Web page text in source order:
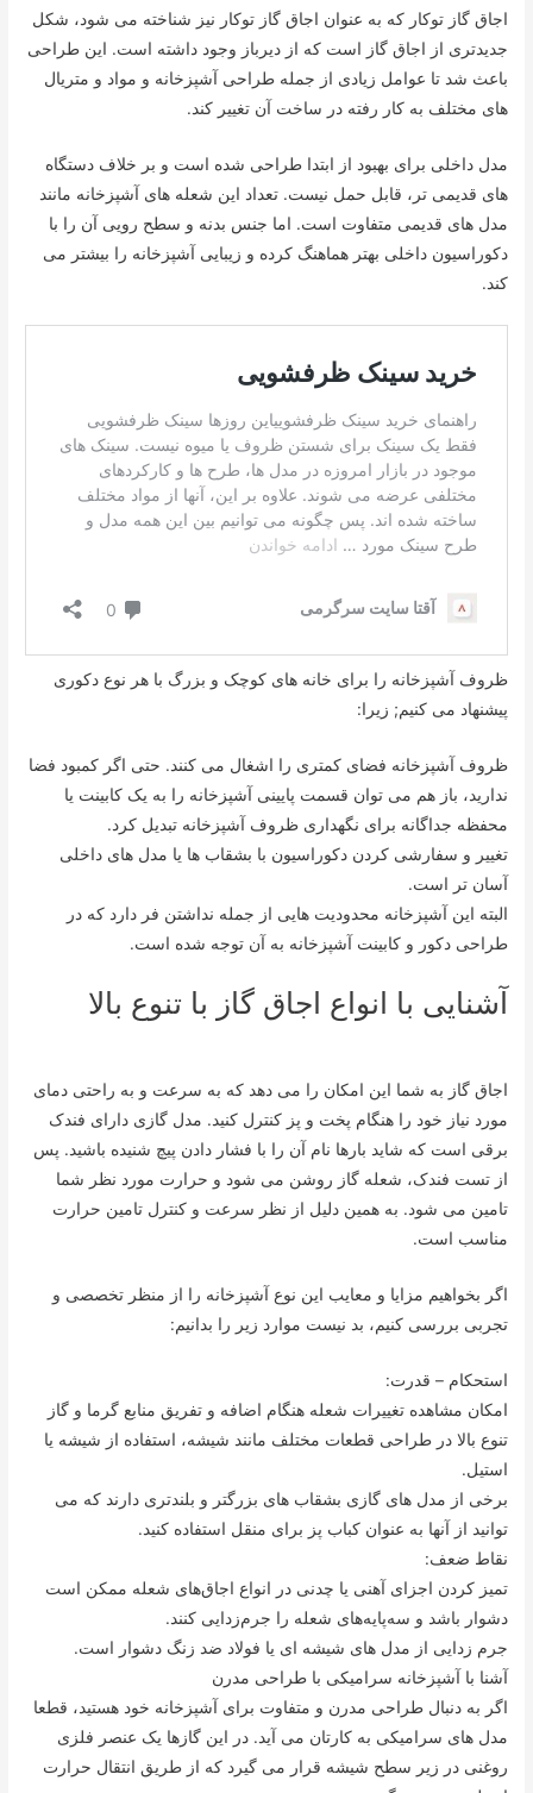
اجاق گاز توکار که به عنوان اجاق گاز توکار نیز شناخته می شود، شکل
جدیدتری از اجاق گاز است که از دیرباز وجود داشته است. این طراحی
باعث شد تا عوامل زیادی از جمله طراحی آشپزخانه و مواد و متریال
های مختلف به کار رفته در ساخت آن تغییر کند.
مدل داخلی برای بهبود از ابتدا طراحی شده است و بر خلاف دستگاه
های قدیمی تر، قابل حمل نیست. تعداد این شعله های آشپزخانه مانند
مدل های قدیمی متفاوت است. اما جنس بدنه و سطح رویی آن را با
دکوراسیون داخلی بهتر هماهنگ کرده و زیبایی آشپزخانه را بیشتر می
کند.
ظروف آشپزخانه را برای خانه های کوچک و بزرگ با هر نوع دکوری
پیشنهاد می کنیم; زیرا:
ظروف آشپزخانه فضای کمتری را اشغال می کنند. حتی اگر کمبود فضا
ندارید، باز هم می توان قسمت پایینی آشپزخانه را به یک کابینت یا
محفظه جداگانه برای نگهداری ظروف آشپزخانه تبدیل کرد.
تغییر و سفارشی کردن دکوراسیون با بشقاب ها یا مدل های داخلی
آسان تر است.
البته این آشپزخانه محدودیت هایی از جمله نداشتن فر دارد که در
طراحی دکور و کابینت آشپزخانه به آن توجه شده است.
آشنایی با انواع اجاق گاز با تنوع بالا
اجاق گاز به شما این امکان را می دهد که به سرعت و به راحتی دمای
مورد نیاز خود را هنگام پخت و پز کنترل کنید. مدل گازی دارای فندک
برقی است که شاید بارها نام آن را با فشار دادن پیچ شنیده باشید. پس
از تست فندک، شعله گاز روشن می شود و حرارت مورد نظر شما
تامین می شود. به همین دلیل از نظر سرعت و کنترل تامین حرارت
مناسب است.
اگر بخواهیم مزایا و معایب این نوع آشپزخانه را از منظر تخصصی و
تجربی بررسی کنیم، بد نیست موارد زیر را بدانیم:
استحکام – قدرت:
امکان مشاهده تغییرات شعله هنگام اضافه و تفریق منابع گرما و گاز
تنوع بالا در طراحی قطعات مختلف مانند شیشه، استفاده از شیشه یا
استیل.
برخی از مدل های گازی بشقاب های بزرگتر و بلندتری دارند که می
توانید از آنها به عنوان کباب پز برای منقل استفاده کنید.
نقاط ضعف:
تمیز کردن اجزای آهنی یا چدنی در انواع اجاق‌های شعله ممکن است
دشوار باشد و سه‌پایه‌های شعله را جرم‌زدایی کنند.
جرم زدایی از مدل های شیشه ای یا فولاد ضد زنگ دشوار است.
آشنا با آشپزخانه سرامیکی با طراحی مدرن
اگر به دنبال طراحی مدرن و متفاوت برای آشپزخانه خود هستید، قطعا
مدل های سرامیکی به کارتان می آید. در این گازها یک عنصر فلزی
روغنی در زیر سطح شیشه قرار می گیرد که از طریق انتقال حرارت